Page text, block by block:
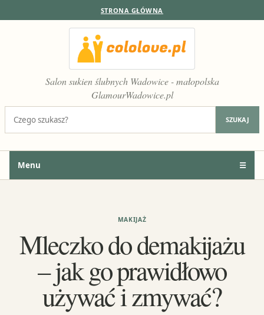
STRONA GŁÓWNA
Salon sukien ślubnych Wadowice - małopolska
GlamourWadowice.pl
SZUKAJ
Menu ☰
MAKIJAŻ
Mleczko do demakijażu
– jak go prawidłowo
używać i zmywać?